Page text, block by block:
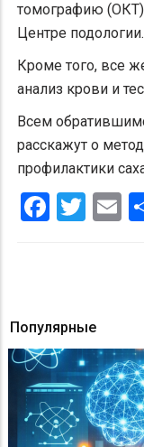
томографию
Центре подологии.
Кроме того, все
анализ крови и
Всем
расскажут о
профилактики
Популярные